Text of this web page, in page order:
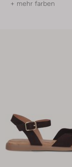
+ mehr farben